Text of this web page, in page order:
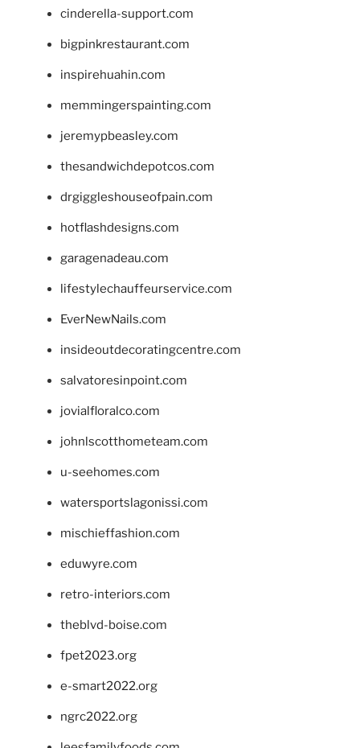
cinderella-support.com
bigpinkrestaurant.com
inspirehuahin.com
memmingerspainting.com
jeremypbeasley.com
thesandwichdepotcos.com
drgiggleshouseofpain.com
hotflashdesigns.com
garagenadeau.com
lifestylechauffeurservice.com
EverNewNails.com
insideoutdecoratingcentre.com
salvatoresinpoint.com
jovialfloralco.com
johnlscotthometeam.com
u-seehomes.com
watersportslagonissi.com
mischieffashion.com
eduwyre.com
retro-interiors.com
theblvd-boise.com
fpet2023.org
e-smart2022.org
ngrc2022.org